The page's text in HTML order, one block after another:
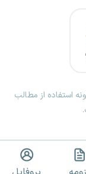
استفاده از مطالب